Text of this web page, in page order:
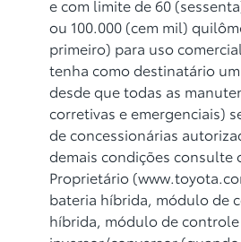
e com limite de 60
ou 100.000 (cem mil)
primeiro) para uso
tenha como destinatário
desde que todas as
corretivas e emergenciais)
de concessionárias
demais condições consulte
Proprietário
bateria híbrida, módulo de
híbrida, módulo de